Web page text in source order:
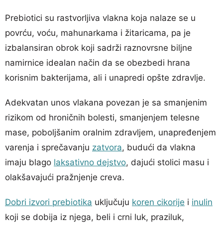
Prebiotici su rastvorljiva vlakna koja nalaze se u
povrću, voću, mahunarkama i žitaricama, pa je
izbalansiran obrok koji sadrži raznovrsne biljne
namirnice idealan način da se obezbedi hrana
korisnim bakterijama, ali i unapredi opšte zdravlje.
Adekvatan unos vlakana povezan je sa smanjenim
rizikom od hroničnih bolesti, smanjenjem telesne
mase, poboljšanim oralnim zdravljem, unapređenjem
varenja i sprečavanju zatvora, budući da vlakna
imaju blago laksativno dejstvo, dajući stolici masu i
olakšavajući pražnjenje creva.
Dobri izvori prebiotika uključuju koren cikorije i inulin
koji se dobija iz njega, beli i crni luk, praziluk,